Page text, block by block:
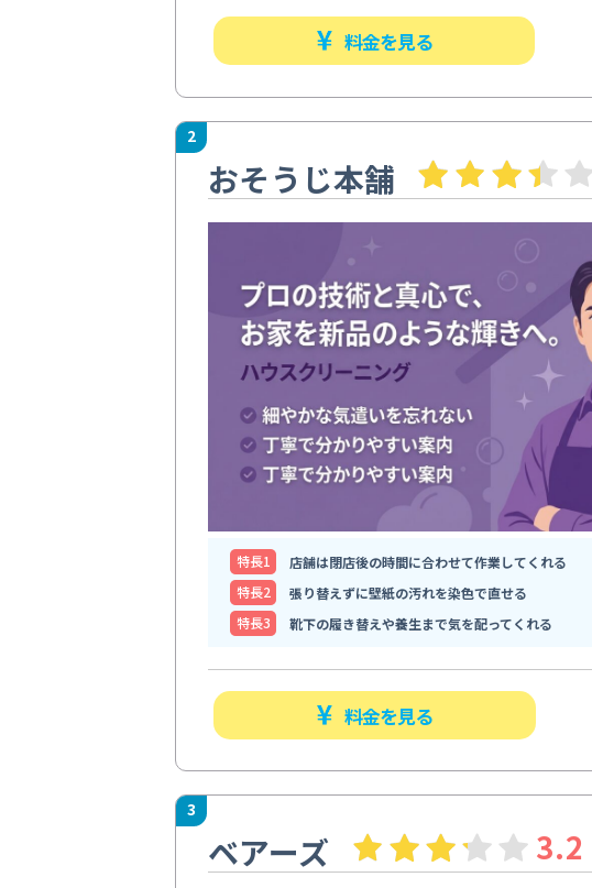
料金を見る
2
おそうじ本舗
特⻑1
店舗は閉店後の時間に合わせて作業してくれる
特⻑2
張り替えずに壁紙の汚れを染色で直せる
特⻑3
靴下の履き替えや養生まで気を配ってくれる
料金を見る
3
ベアーズ 3.2